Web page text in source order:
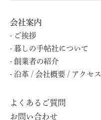
会社案内
ご挨拶
暮しの⼿帖社について
創業者の紹介
沿⾰ / 会社概要 / アクセス
よくあるご質問
お問い合わせ